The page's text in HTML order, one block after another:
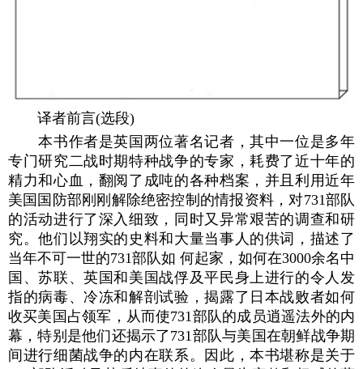
译者前言(选段)
本书作者是英国两位著名记者，其中一位是多年
专门研究二战时期特种战争的专家，耗费了近十年的
精力和心血，翻阅了成吨的各种档案，并且利用近年
美国国防部刚刚解除绝密控制的情报资料，对731部队
的活动进行了深入细致，同时又异常艰苦的调查和研
究。他们以翔实的史料和大量当事人的供词，描述了
当年不可一世的731部队如 何起家，如何在3000余名中
国、苏联、英国和美国战俘及平民身上进行的令人发
指的病毒、冷冻和解剖试验，揭露了日本战败者如何
收买美国占领军，从而使731部队的成员逍遥法外的内
幕，特别是他们还揭示了731部队与美国在朝鲜战争期
间进行细菌战争的内在联系。因此，本书堪称是关于